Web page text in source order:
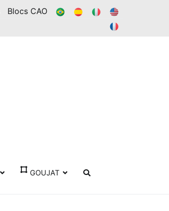
Blocs CAO BR ES
GOUJAT